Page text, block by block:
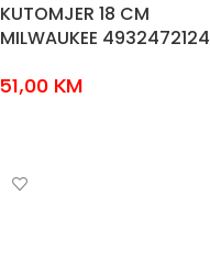
KUTOMJER 18 CM
MILWAUKEE 4932472124
51,00 KM